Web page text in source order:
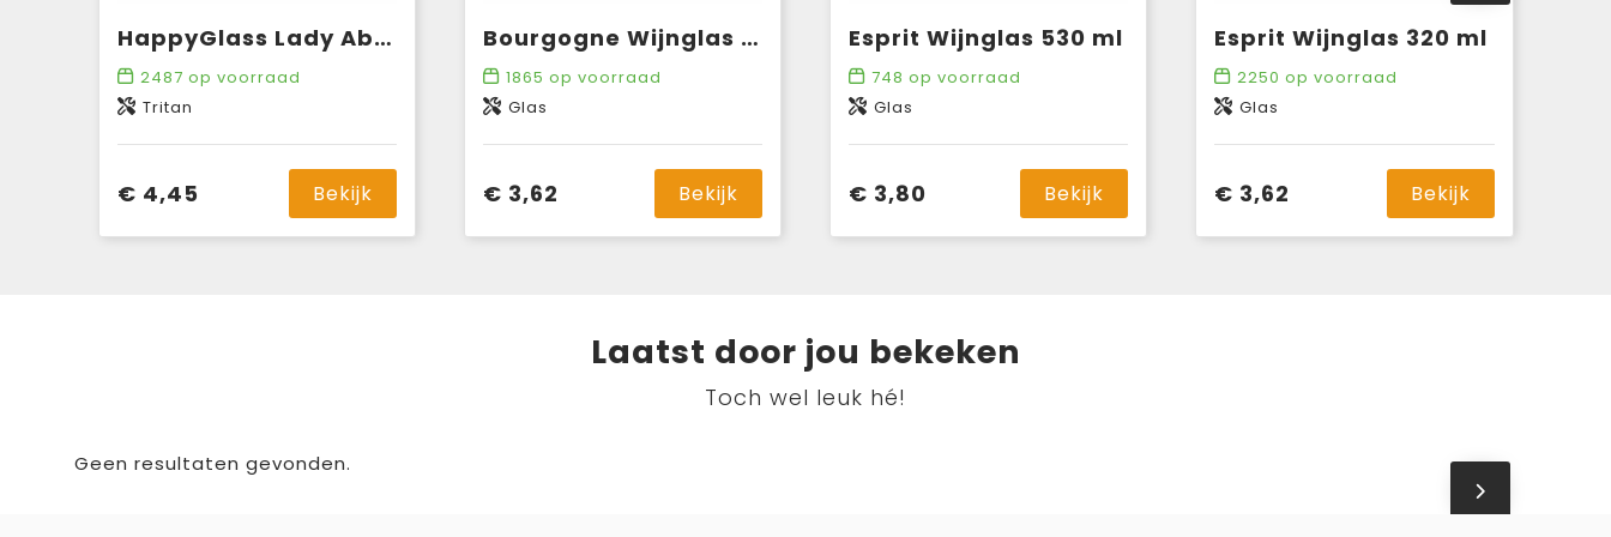
HappyGlass Lady Abigail Wijnglas Tritan 470 ml
2487 op voorraad
Tritan
€ 4,45 Bekijk
Bourgogne Wijnglas 290 ml
1865 op voorraad
Glas
€ 3,62 Bekijk
Esprit Wijnglas 530 ml
748 op voorraad
Glas
€ 3,80 Bekijk
Esprit Wijnglas 320 ml
2250 op voorraad
Glas
€ 3,62 Bekijk
Laatst door jou bekeken
Toch wel leuk hé!
Geen resultaten gevonden.